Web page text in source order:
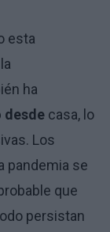
esta
ha
desde casa, lo
Los
pandemia se
que
persistan